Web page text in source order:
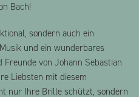
Bach!
sondern auch ein
und ein wunderbares
von Johann Sebastian
Liebsten mit diesem
nur Ihre Brille schützt, sondern